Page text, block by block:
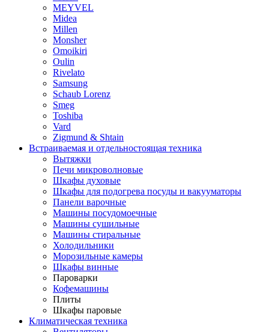
MEYVEL
Midea
Millen
Monsher
Omoikiri
Oulin
Rivelato
Samsung
Schaub Lorenz
Smeg
Toshiba
Vard
Zigmund & Shtain
Встраиваемая и отдельностоящая техника
Вытяжки
Печи микроволновые
Шкафы духовые
Шкафы для подогрева посуды и вакууматоры
Панели варочные
Машины посудомоечные
Машины сушильные
Машины стиральные
Холодильники
Морозильные камеры
Шкафы винные
Пароварки
Кофемашины
Плиты
Шкафы паровые
Климатическая техника